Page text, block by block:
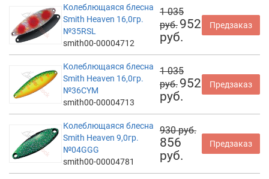
Колеблющаяся блесна
Smith Heaven 16,0гр.
№35RSL
smith00-00004712
1 035
руб. 952
руб.
Предзаказ
Колеблющаяся блесна
Smith Heaven 16,0гр.
№36CYM
smith00-00004713
1 035
руб. 952
руб.
Предзаказ
Колеблющаяся блесна
Smith Heaven 9,0гр.
№04GGG
smith00-00004781
930 руб.
856
руб.
Предзаказ